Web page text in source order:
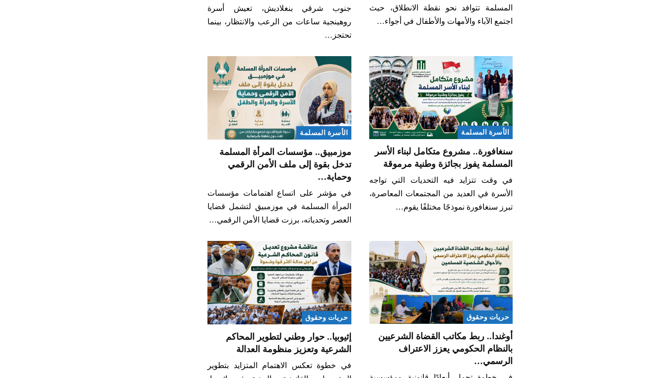
المسلمة تتوافد نحو نقطة الانطلاق، حيث
اجتمع الآباء والأمهات والأطفال في أجواء…
جنوب شرقي بنغلاديش، تعيش أسرة
روهينجية ساعات من الرعب والانتظار، بينما
تحتجز…
الأسرة المسلمة
سنغافورة.. مشروع متكامل لبناء الأسر
المسلمة يفوز بجائزة وطنية مرموقة
في وقت تتزايد فيه التحديات التي تواجه
الأسرة في العديد من المجتمعات المعاصرة،
تبرز سنغافورة نموذجًا مختلفًا يقوم…
الأسرة المسلمة
موزمبيق.. مؤسسات المرأة المسلمة
تدخل بقوة إلى ملف الأمن الرقمي
وحماية…
في مؤشر على اتساع اهتمامات مؤسسات
المرأة المسلمة في موزمبيق لتشمل قضايا
العصر وتحدياته، برزت قضايا الأمن الرقمي…
حريات وحقوق
أوغندا.. ربط مكاتب القضاة الشرعيين
بالنظام الحكومي يعزز الاعتراف
الرسمي…
حريات وحقوق
إثيوبيا.. حوار وطني لتطوير المحاكم
الشرعية وتعزيز منظومة العدالة
في خطوة تعكس الاهتمام المتزايد بتطوير